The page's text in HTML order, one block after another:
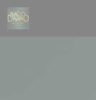
クッキー利用の管理について